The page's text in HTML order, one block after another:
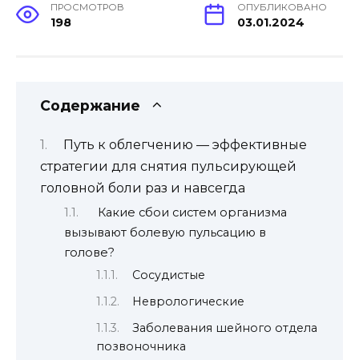
ПРОСМОТРОВ
198
ОПУБЛИКОВАНО
03.01.2024
Содержание
Путь к облегчению — эффективные
стратегии для снятия пульсирующей
головной боли раз и навсегда
Какие сбои систем организма
вызывают болевую пульсацию в
голове?
Сосудистые
Неврологические
Заболевания шейного отдела
позвоночника